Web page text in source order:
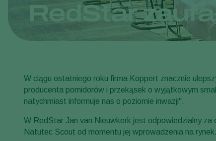
RedStar
W ciągu ostatniego roku firma Koppert znacznie
producenta pomidorów i przekąsek o wyjątkowym
natychmiast informuje nas o poziomie inwazji".
W RedStar Jan van Nieuwkerk jest odpowiedzialny
Natutec Scout od momentu jej wprowadzenia na